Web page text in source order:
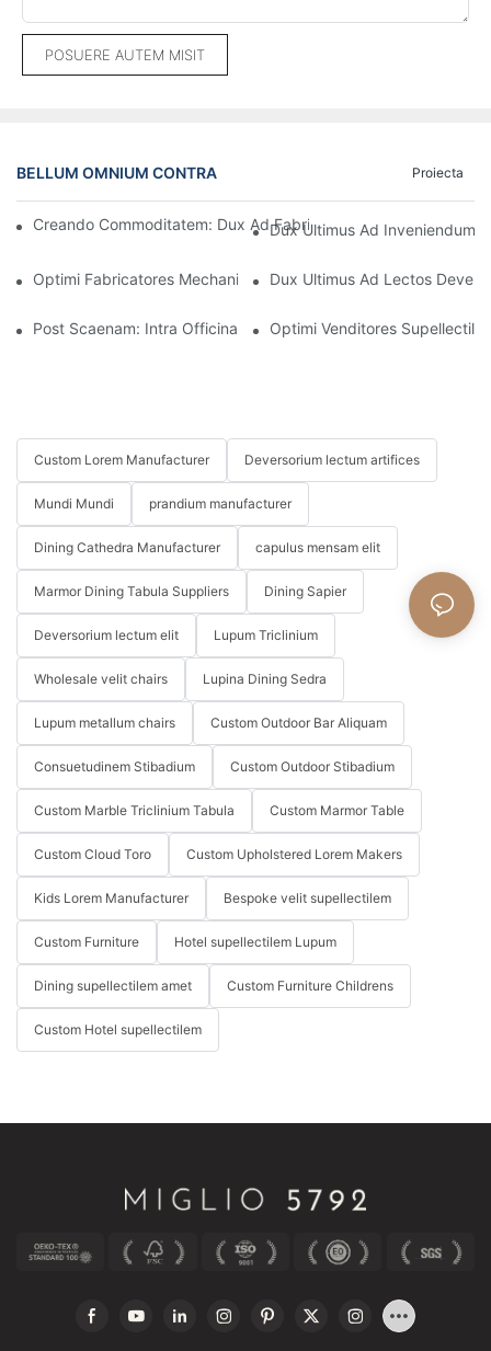
POSUERE AUTEM MISIT
BELLUM OMNIUM CONTRA Proiecta
Creando Commoditatem: Dux Ad Fabricatores Sofarum Ad
Dux Ultimus Ad Inveniendum
Optimi Fabricatores Mechanismorum Sofarum Lectorum:
Dux Ultimus Ad Lectos
Post Scaenam: Intra Officinam Supellectilis Deversorii
Optimi Venditores
Custom Lorem Manufacturer Deversorium lectum artifices
Mundi Mundi prandium manufacturer
Dining Cathedra Manufacturer capulus mensam elit
Marmor Dining Tabula Suppliers Dining Sapier
Deversorium lectum elit Lupum Triclinium
Wholesale velit chairs Lupina Dining Sedra
Lupum metallum chairs Custom Outdoor Bar Aliquam
Consuetudinem Stibadium Custom Outdoor Stibadium
Custom Marble Triclinium Tabula Custom Marmor Table
Custom Cloud Toro Custom Upholstered Lorem Makers
Kids Lorem Manufacturer Bespoke velit supellectilem
Custom Furniture Hotel supellectilem Lupum
Dining supellectilem amet Custom Furniture Childrens
Custom Hotel supellectilem